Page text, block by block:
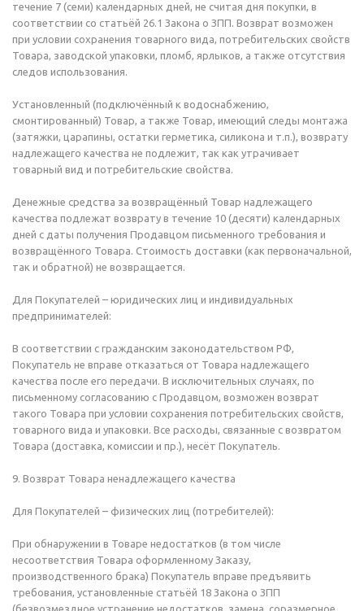
течение 7 (семи) календарных дней, не считая дня покупки, в
соответствии со статьёй 26.1 Закона о ЗПП. Возврат возможен
при условии сохранения товарного вида, потребительских свойств
Товара, заводской упаковки, пломб, ярлыков, а также отсутствия
следов использования.
Установленный (подключённый к водоснабжению,
смонтированный) Товар, а также Товар, имеющий следы монтажа
(затяжки, царапины, остатки герметика, силикона и т.п.), возврату
надлежащего качества не подлежит, так как утрачивает
товарный вид и потребительские свойства.
Денежные средства за возвращённый Товар надлежащего
качества подлежат возврату в течение 10 (десяти) календарных
дней с даты получения Продавцом письменного требования и
возвращённого Товара. Стоимость доставки (как первоначальной,
так и обратной) не возвращается.
Для Покупателей – юридических лиц и индивидуальных
предпринимателей:
В соответствии с гражданским законодательством РФ,
Покупатель не вправе отказаться от Товара надлежащего
качества после его передачи. В исключительных случаях, по
письменному согласованию с Продавцом, возможен возврат
такого Товара при условии сохранения потребительских свойств,
товарного вида и упаковки. Все расходы, связанные с возвратом
Товара (доставка, комиссии и пр.), несёт Покупатель.
9. Возврат Товара ненадлежащего качества
Для Покупателей – физических лиц (потребителей):
При обнаружении в Товаре недостатков (в том числе
несоответствия Товара оформленному Заказу,
производственного брака) Покупатель вправе предъявить
требования, установленные статьёй 18 Закона о ЗПП
(безвозмездное устранение недостатков, замена, соразмерное